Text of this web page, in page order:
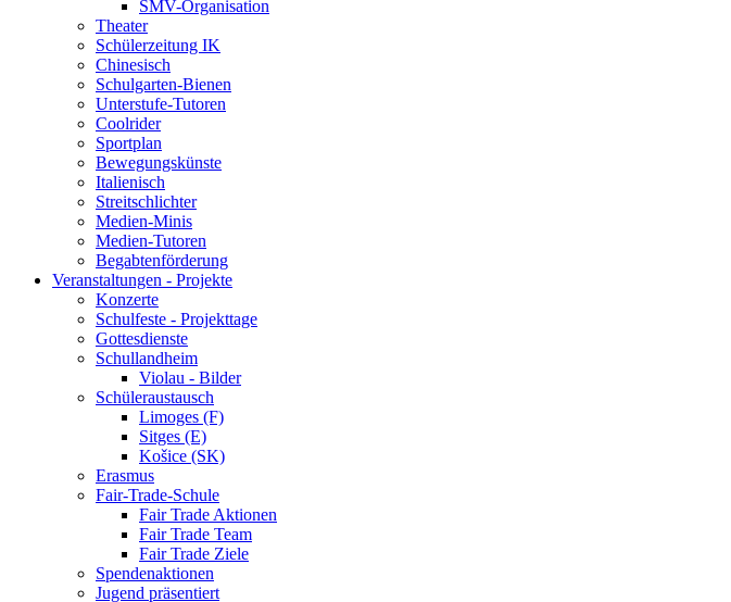
SMV-Organisation
Theater
Schülerzeitung IK
Chinesisch
Schulgarten-Bienen
Unterstufe-Tutoren
Coolrider
Sportplan
Bewegungskünste
Italienisch
Streitschlichter
Medien-Minis
Medien-Tutoren
Begabtenförderung
Veranstaltungen - Projekte
Konzerte
Schulfeste - Projekttage
Gottesdienste
Schullandheim
Violau - Bilder
Schüleraustausch
Limoges (F)
Sitges (E)
Košice (SK)
Erasmus
Fair-Trade-Schule
Fair Trade Aktionen
Fair Trade Team
Fair Trade Ziele
Spendenaktionen
Jugend präsentiert